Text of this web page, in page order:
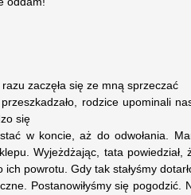
zaczęła się ze mną sprzeczać
rodzice upominali
się
w koncie, aż do odwołania.
Wyjeżdżając, tata
powrotu. Gdy tak stałyśmy
Postanowiłyśmy się pogodzić.